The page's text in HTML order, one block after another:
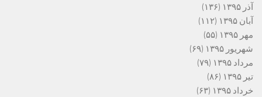
آذر ۱۳۹۵
(۱۳۶)
آبان ۱۳۹۵
(۱۱۲)
مهر ۱۳۹۵
(۵۵)
شهریور ۱۳۹۵
(۶۹)
مرداد ۱۳۹۵
(۷۹)
تیر ۱۳۹۵
(۸۶)
خرداد ۱۳۹۵
(۶۳)